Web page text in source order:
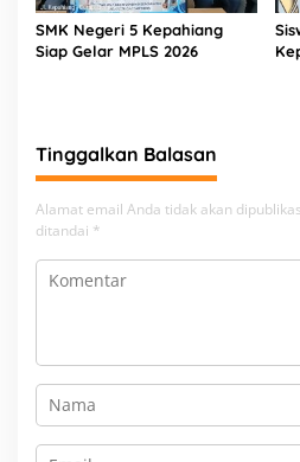
SMK Negeri 5 Kepahiang
Siap Gelar MPLS 2026
Tinggalkan Balasan
Alamat email Anda tidak akan
ditandai *